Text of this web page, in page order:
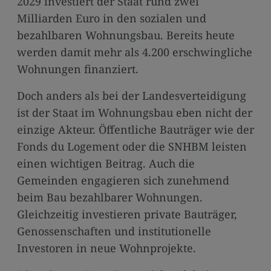
Milliarden Euro in den sozialen und
bezahlbaren Wohnungsbau. Bereits heute
werden damit mehr als 4.200 erschwingliche
Wohnungen finanziert.
Doch anders als bei der Landesverteidigung
ist der Staat im Wohnungsbau eben nicht der
einzige Akteur. Öffentliche Bauträger wie der
Fonds du Logement oder die SNHBM leisten
einen wichtigen Beitrag. Auch die
Gemeinden engagieren sich zunehmend
beim Bau bezahlbarer Wohnungen.
Gleichzeitig investieren private Bauträger,
Genossenschaften und institutionelle
Investoren in neue Wohnprojekte.